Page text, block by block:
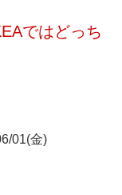
ではどっち
01(金)